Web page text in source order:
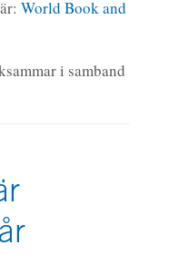
World Book and
i samband